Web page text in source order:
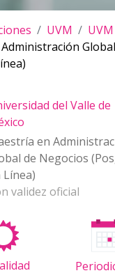
UVM
UVM
del Valle de
en
de Negocios
Línea)
validez oficial